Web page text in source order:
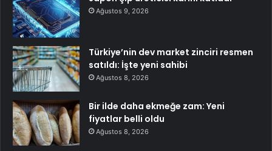
Ağustos 9, 2026
Türkiye’nin dev market zinciri resmen
satıldı: İşte yeni sahibi
Ağustos 8, 2026
Bir ilde daha ekmeğe zam: Yeni
fiyatlar belli oldu
Ağustos 8, 2026